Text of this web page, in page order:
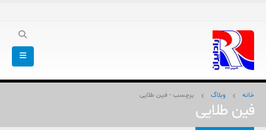
خانه وبلاگ برچسب - فین طلایی
فین طلایی